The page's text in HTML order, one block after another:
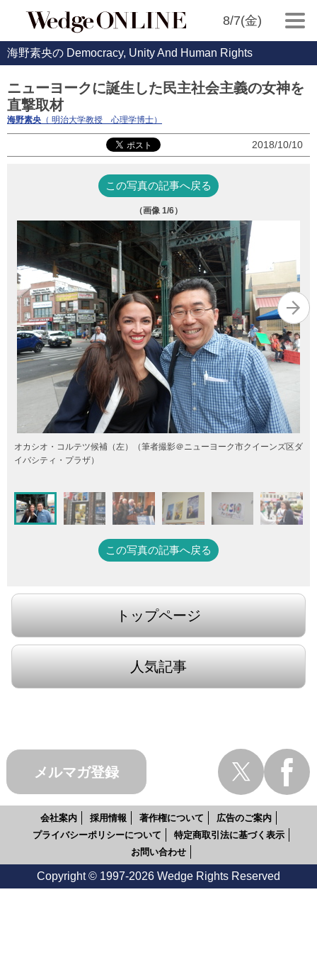
8/7(金)
海野素央の Democracy, Unity And Human Rights
ニューヨークに誕生した民主社会主義の女神を
直撃取材
海野素央 （ 明治大学教授 心理学博士）
2018/10/10
この写真の記事へ戻る
（画像 1/6）
オカシオ・コルテツ候補（左）（筆者撮影＠ニューヨーク市クイーンズ区ダ
イバシティ・プラザ）
この写真の記事へ戻る
トップページ
人気記事
メルマガ登録
会社案内 採用情報 著作権について
広告のご案内
プライバシーポリシーについて
特定商取引法に基づく表示
お問い合わせ
Copyright © 1997-2026 Wedge Rights Reserved